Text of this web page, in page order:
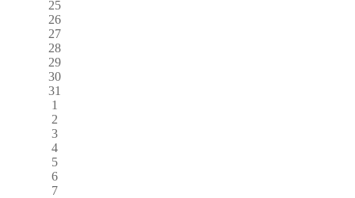
25
26
27
28
29
30
31
1
2
3
4
5
6
7